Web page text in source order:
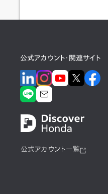
公式アカウント・関連サイト
公式アカウント一覧